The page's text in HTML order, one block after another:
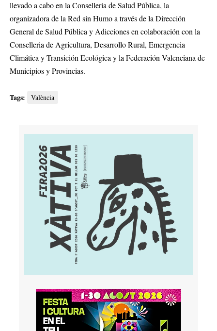
llevado a cabo en la Conselleria de Salud Pública, la
organizadora de la Red sin Humo a través de la Dirección
General de Salud Pública y Adicciones en colaboración con la
Conselleria de Agricultura, Desarrollo Rural, Emergencia
Climática y Transición Ecológica y la Federación Valenciana de
Municipios y Provincias.
Tags: València